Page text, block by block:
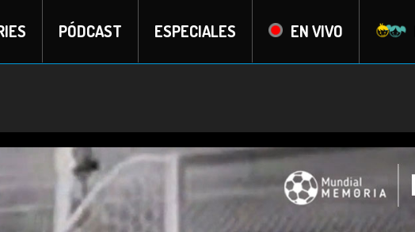
PÓDCAST ESPECIALES EN VIVO